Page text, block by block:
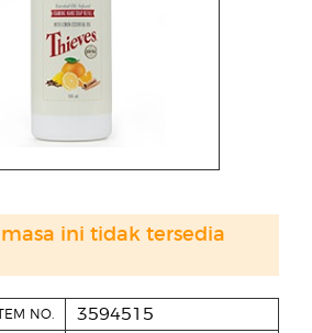
NO. 3594515
ini tidak tersedia